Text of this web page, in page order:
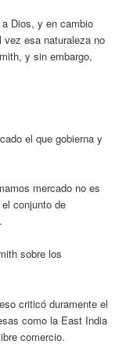
Dios, y en cambio
vez esa naturaleza no
y sin embargo,
el que gobierna y
mercado no es
conjunto de
sobre los
criticó duramente el
como la East India
comercio.